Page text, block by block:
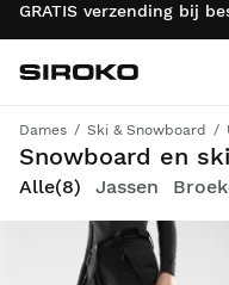
GRATIS verzending bij
Ga naar
Dames Ski & Snowboard
Snowboard en
Core collectie: kwaliteitskleding en -accessoires voor beginners tegen scherpe prijzen
Alle(8) Jassen